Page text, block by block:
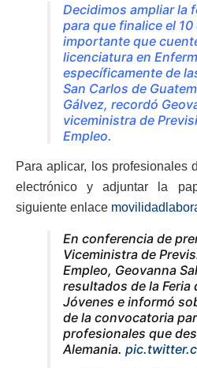
Decidimos ampliar la
para que finalice el
importante que
licenciatura en
específicamente de
San Carlos de
Gálvez, recordó
viceministra de
Empleo.
Para aplicar, los profesionales
electrónico y adjuntar la
siguiente enlace
En conferencia de
Viceministra de
Empleo, Geovanna
resultados de la Feria
Jóvenes e informó
de la convocatoria
profesionales que
Alemania.